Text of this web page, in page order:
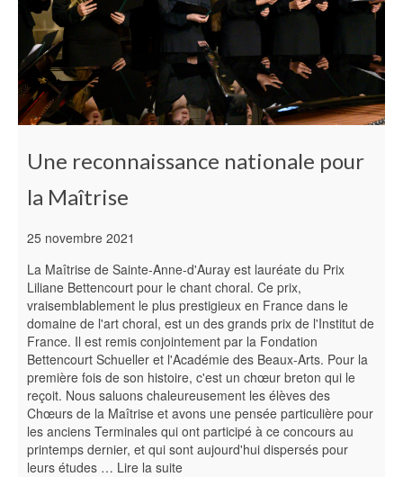
Une reconnaissance nationale pour
la Maîtrise
25 novembre 2021
La Maîtrise de Sainte-Anne-d'Auray est lauréate du Prix
Liliane Bettencourt pour le chant choral. Ce prix,
vraisemblablement le plus prestigieux en France dans le
domaine de l'art choral, est un des grands prix de l'Institut de
France. Il est remis conjointement par la Fondation
Bettencourt Schueller et l'Académie des Beaux-Arts. Pour la
première fois de son histoire, c'est un chœur breton qui le
reçoit. Nous saluons chaleureusement les élèves des
Chœurs de la Maîtrise et avons une pensée particulière pour
les anciens Terminales qui ont participé à ce concours au
printemps dernier, et qui sont aujourd'hui dispersés pour
leurs études … Lire la suite